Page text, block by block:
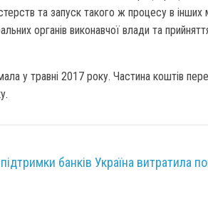
та запуск такого ж процесу в інших
органів виконавчої влади та
у травні 2017 року. Частина коштів
банків Україна витратила